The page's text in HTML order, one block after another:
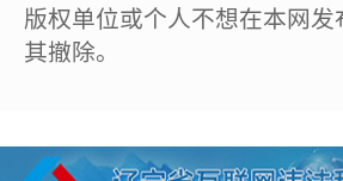
版权单位或个人不想在本网
其撤除。